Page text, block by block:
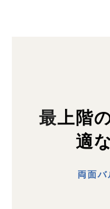
最上階のお部屋で快
適
両面